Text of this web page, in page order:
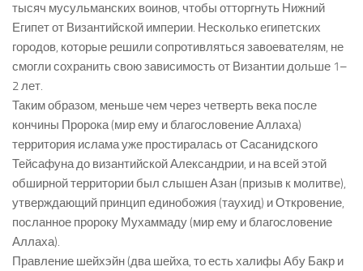
тысяч мусульманских воинов, чтобы отторгнуть Нижний
Египет от Византийской империи. Несколько египетских
городов, которые решили сопротивляться завоевателям, не
смогли сохранить свою зависимость от Византии дольше 1–
2 лет.
Таким образом, меньше чем через четверть века после
кончины Пророка (мир ему и благословение Аллаха)
территория ислама уже простиралась от Сасанидского
Тейсафуна до византийской Александрии, и на всей этой
обширной территории был слышен Азан (призыв к молитве),
утверждающий принцип единобожия (таухид) и Откровение,
посланное пророку Мухаммаду (мир ему и благословение
Аллаха).
Правление шейхэйн (два шейха, то есть халифы Абу Бакр и